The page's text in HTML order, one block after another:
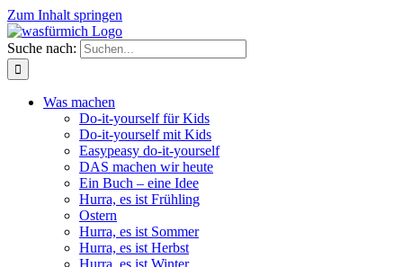
Zum Inhalt springen
Suche nach:
Was machen
Do-it-yourself für Kids
Do-it-yourself mit Kids
Easypeasy do-it-yourself
DAS machen wir heute
Ein Buch – eine Idee
Hurra, es ist Frühling
Ostern
Hurra, es ist Sommer
Hurra, es ist Herbst
Hurra, es ist Winter